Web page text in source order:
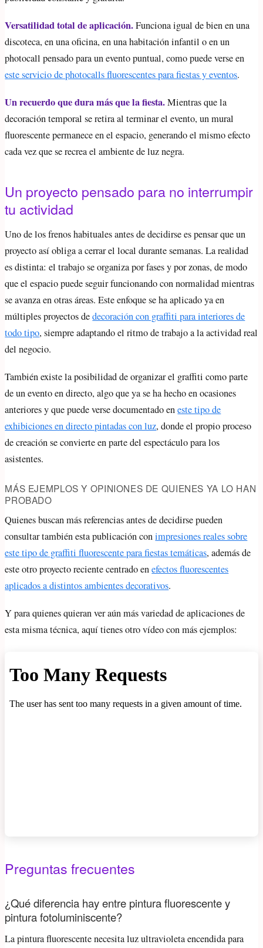
Versatilidad total de aplicación.Funciona igual de bien en una
discoteca, en una oficina, en una habitación infantil o en un
photocall pensado para un evento puntual, como puede verse en
este servicio de photocalls fluorescentes para fiestas y eventos.
Un recuerdo que dura más que la fiesta.Mientras que la
decoración temporal se retira al terminar el evento, un mural
fluorescente permanece en el espacio, generando el mismo efecto
cada vez que se recrea el ambiente de luz negra.
Un proyecto pensado para no interrumpir
tu actividad
Uno de los frenos habituales antes de decidirse es pensar que un
proyecto así obliga a cerrar el local durante semanas. La realidad
es distinta: el trabajo se organiza por fases y por zonas, de modo
que el espacio puede seguir funcionando con normalidad mientras
se avanza en otras áreas. Este enfoque se ha aplicado ya en
múltiples proyectos dedecoración con graffiti para interiores de
todo tipo, siempre adaptando el ritmo de trabajo a la actividad real
del negocio.
También existe la posibilidad de organizar el graffiti como parte
de un evento en directo, algo que ya se ha hecho en ocasiones
anteriores y que puede verse documentado eneste tipo de
exhibiciones en directo pintadas con luz, donde el propio proceso
de creación se convierte en parte del espectáculo para los
asistentes.
MÁS EJEMPLOS Y OPINIONES DE QUIENES YA LO HAN
PROBADO
Quienes buscan más referencias antes de decidirse pueden
consultar también esta publicación conimpresiones reales sobre
este tipo de graffiti fluorescente para fiestas temáticas, además de
este otro proyecto reciente centrado enefectos fluorescentes
aplicados a distintos ambientes decorativos.
Y para quienes quieran ver aún más variedad de aplicaciones de
esta misma técnica, aquí tienes otro vídeo con más ejemplos:
Preguntas frecuentes
¿Qué diferencia hay entre pintura fluorescente y
pintura fotoluminiscente?
La pintura fluorescente necesita luz ultravioleta encendida para